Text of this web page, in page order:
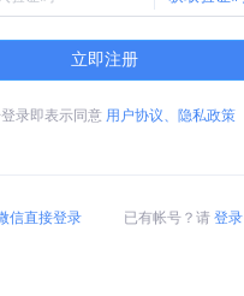
立即注册
录即表示同意 用户协议、隐私政策
信直接登录 已有帐号？请 登录